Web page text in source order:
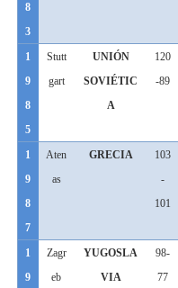
8
3
1
9
8
5
Stutt
gart
UNIÓN
SOVIÉTIC
A
120
-89
1
9
8
7
Aten
as
GRECIA
103
-
101
1
9
Zagr
eb
YUGOSLA
VIA
98-
77